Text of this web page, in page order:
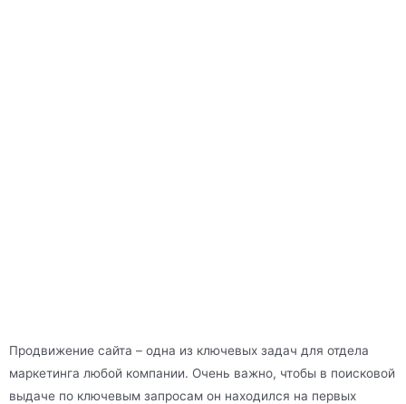
Продвижение сайта – одна из ключевых задач для отдела
маркетинга любой компании. Очень важно, чтобы в поисковой
выдаче по ключевым запросам он находился на первых